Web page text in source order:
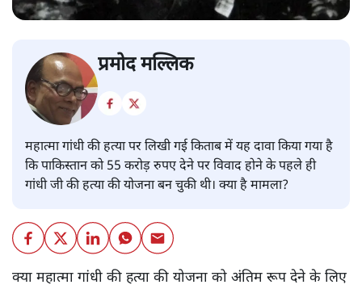
प्रमोद मल्लिक
महात्मा गांधी की हत्या पर लिखी गई किताब में यह दावा किया गया है
कि पाकिस्तान को 55 करोड़ रुपए देने पर विवाद होने के पहले ही
गांधी जी की हत्या की योजना बन चुकी थी। क्या है मामला?
क्या महात्मा गांधी की हत्या की योजना को अंतिम रूप देने के लिए